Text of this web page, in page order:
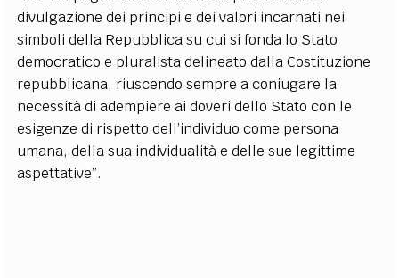
divulgazione dei principi e dei valori incarnati nei
simboli della Repubblica su cui si fonda lo Stato
democratico e pluralista delineato dalla Costituzione
repubblicana, riuscendo sempre a coniugare la
necessità di adempiere ai doveri dello Stato con le
esigenze di rispetto dell’individuo come persona
umana, della sua individualità e delle sue legittime
aspettative”.